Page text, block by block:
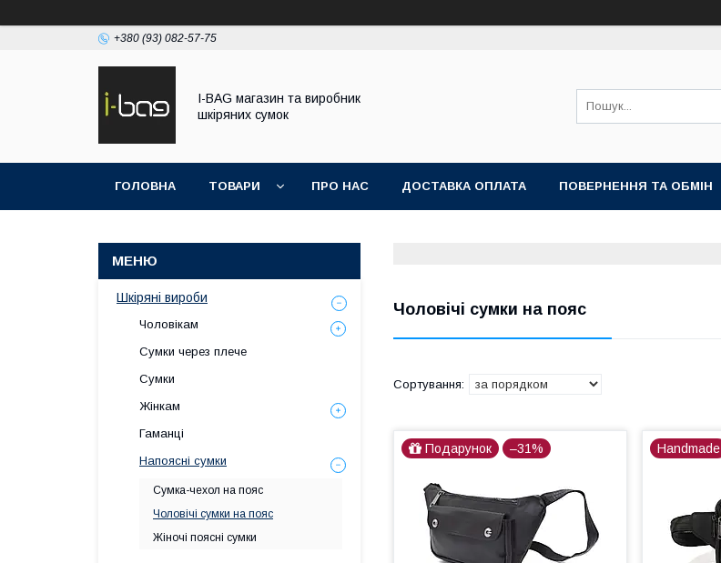
+380 (93) 082-57-75
I-BAG магазин та виробник
шкіряних сумок
ГОЛОВНА ТОВАРИ ПРО НАС ДОСТАВКА ОПЛАТА ПОВЕРНЕННЯ ТА ОБМІН
Чоловічі сумки на пояс
Подарунок –31% Handmade
Шкіряні вироби
Чоловікам
Сумки через плече
Сумки
Жінкам
Гаманці
Напоясні сумки
Сумка-чехол на пояс
Чоловічі сумки на пояс
Жіночі поясні сумки